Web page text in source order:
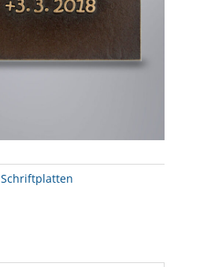
Schriftplatten